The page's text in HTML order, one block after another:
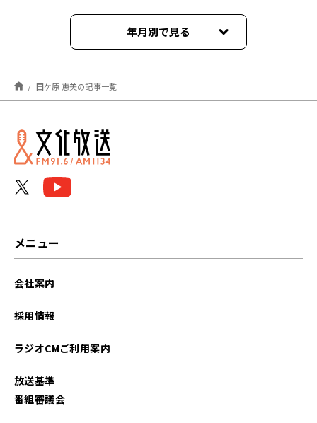
年月別で見る
2024年05月
2024年04月
2024年03月
田ケ原 恵美の記事一覧
メニュー
会社案内
採用情報
ラジオCMご利用案内
放送基準
番組審議会